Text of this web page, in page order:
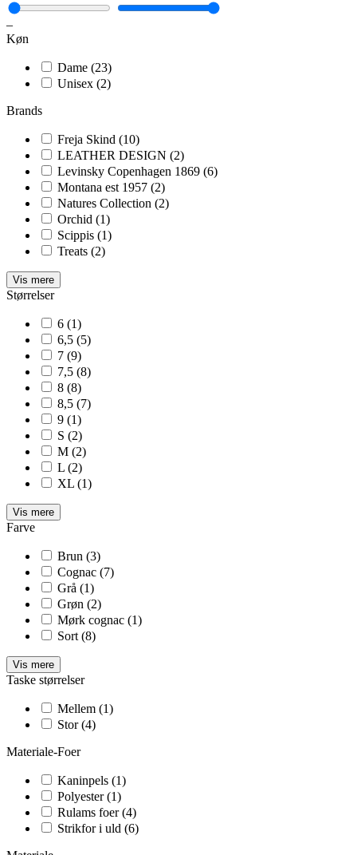
–
Køn
Dame (23)
Unisex (2)
Brands
Freja Skind (10)
LEATHER DESIGN (2)
Levinsky Copenhagen 1869 (6)
Montana est 1957 (2)
Natures Collection (2)
Orchid (1)
Scippis (1)
Treats (2)
Vis mere
Størrelser
6 (1)
6,5 (5)
7 (9)
7,5 (8)
8 (8)
8,5 (7)
9 (1)
S (2)
M (2)
L (2)
XL (1)
Vis mere
Farve
Brun (3)
Cognac (7)
Grå (1)
Grøn (2)
Mørk cognac (1)
Sort (8)
Vis mere
Taske størrelser
Mellem (1)
Stor (4)
Materiale-Foer
Kaninpels (1)
Polyester (1)
Rulams foer (4)
Strikfor i uld (6)